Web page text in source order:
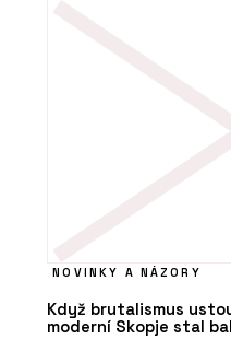
NOVINKY A NÁZORY
Když brutalismus
moderní Skopje stal